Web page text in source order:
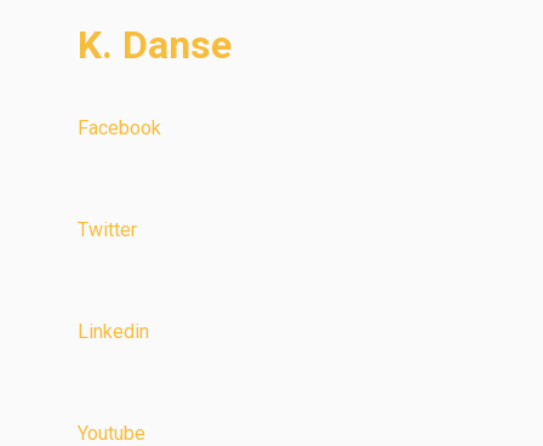
K. Danse
Facebook
Twitter
Linkedin
Youtube